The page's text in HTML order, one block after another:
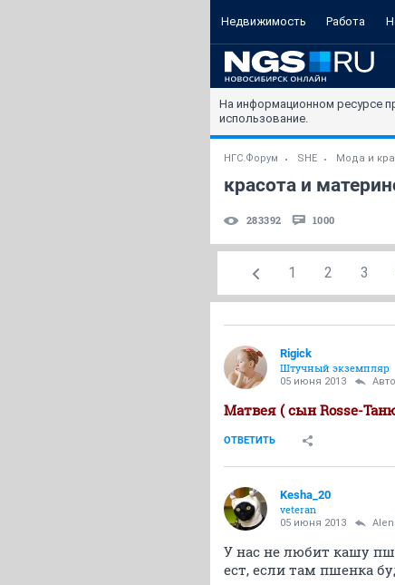
Недвижимость Работа
На информационном ресурсе
использование.
НГС.Форум SHE Мода и
красота и
283392 1000
1 2 3
Rigick
Штучный экземпляр
05 июня 2013
Матвея ( сын Rosse-
ОТВЕТИТЬ
Kesha_20
veteran
05 июня 2013
У нас не любит кашу
ест, если там пшенка